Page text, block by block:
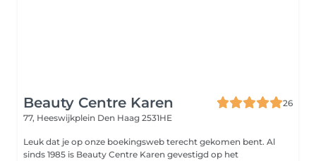
Beauty Centre Karen
26
77, Heeswijkplein Den Haag 2531HE
Leuk dat je op onze boekingsweb terecht gekomen bent. Al
sinds 1985 is Beauty Centre Karen gevestigd op het